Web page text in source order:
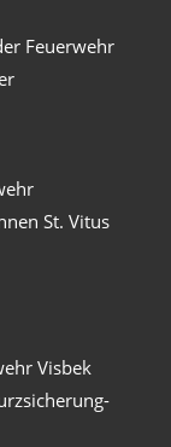
Feuerwehr
St. Vitus
Visbek